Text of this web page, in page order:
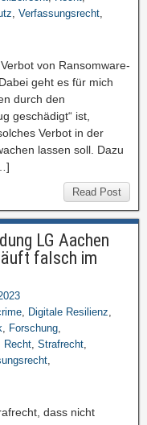
, Verfassungsrecht,
von Ransomware-
geht es für mich
durch den
geschädigt“ ist,
Verbot in der
lassen soll. Dazu
Read Post
LG Aachen
falsch im
, Digitale Resilienz,
, Forschung,
Recht, Strafrecht,
,
dass nicht